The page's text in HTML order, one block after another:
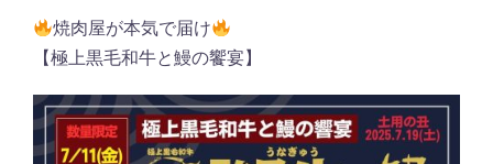
焼肉屋が本気で届け
【極上黒毛和牛と鰻の饗宴】